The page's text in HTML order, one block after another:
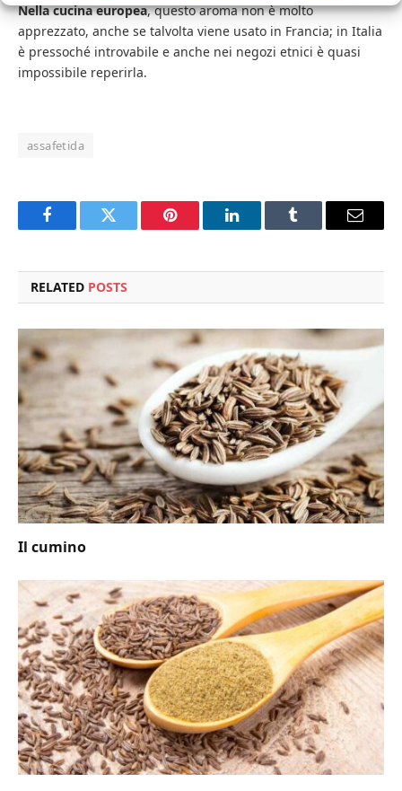
Nella cucina europea, questo aroma non è molto
apprezzato, anche se talvolta viene usato in Francia; in Italia
è pressoché introvabile e anche nei negozi etnici è quasi
impossibile reperirla.
assafetida
FacebookTwitter Pinterest LinkedInTumblr Email
RELATED POSTS
Il cumino